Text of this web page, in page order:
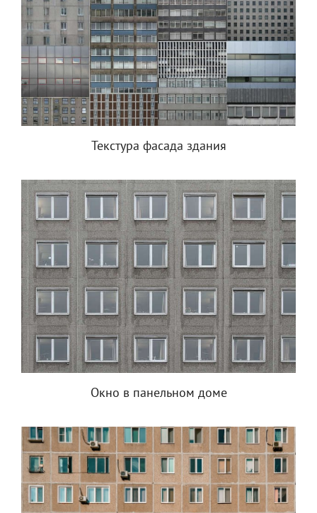
Текстура фасада здания
Окно в панельном доме